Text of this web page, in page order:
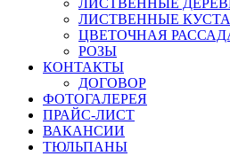
ЛИСТВЕННЫЕ
ЛИСТВЕННЫЕ
ЦВЕТОЧНАЯ
РОЗЫ
КОНТАКТЫ
ДОГОВОР
ФОТОГАЛЕРЕЯ
ПРАЙС-ЛИСТ
ВАКАНСИИ
ТЮЛЬПАНЫ